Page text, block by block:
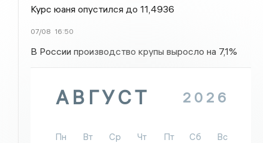
Курс юаня опустился до 11,4936
07/08 16:50
В России производство крупы выросло на 7,1%
АВГУСТ 2026
Пн Вт Ср Чт Пт Сб
Вс